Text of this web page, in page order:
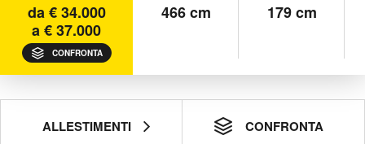
da € 34.000
a € 37.000
CONFRONTA
466 cm 179 cm
ALLESTIMENTI CONFRONTA